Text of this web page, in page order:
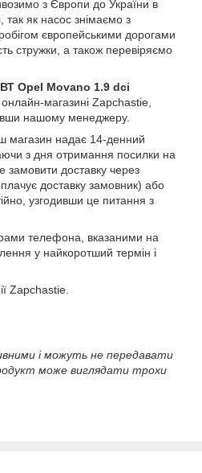
з Європи до України в
так як насос знімаємо з
європейськими дорогами
стружки, а також перевіряємо
Opel Movano 1.9 dci
магазині Zapchastie,
нашому менеджеру.
магазин надає 14-денний
з дня отримання посилки на
замовити доставку через
доставку замовник) або
узгодивши це питання з
телефона, вказаними на
у найкоротший термін і
Zapchastie.
і можуть не передавати
може виглядати трохи